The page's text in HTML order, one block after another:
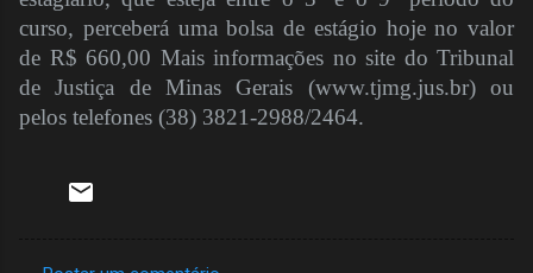
curso, perceberá uma bolsa de estágio hoje no valor
de R$ 660,00 Mais informações no site do Tribunal
de Justiça de Minas Gerais (www.tjmg.jus.br) ou
pelos telefones (38) 3821-2988/2464.